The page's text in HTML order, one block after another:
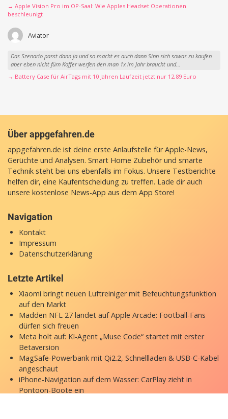
→ Apple Vision Pro im OP-Saal: Wie Apples Headset Operationen
beschleunigt
Aviator
Das Szenario passt dann ja und so macht es auch dann Sinn sich sowas zu kaufen
aber eben nicht fürn Koffer werfen den man 1x im Jahr braucht und...
→ Battery Case für AirTags mit 10 Jahren Laufzeit jetzt nur 12,89 Euro
Über appgefahren.de
appgefahren.de ist deine erste Anlaufstelle für Apple-News,
Gerüchte und Analysen. Smart Home Zubehör und smarte
Technik steht bei uns ebenfalls im Fokus. Unsere Testberichte
helfen dir, eine Kaufentscheidung zu treffen. Lade dir auch
unsere kostenlose News-App aus dem App Store!
Navigation
Kontakt
Impressum
Datenschutzerklärung
Letzte Artikel
Xiaomi bringt neuen Luftreiniger mit Befeuchtungsfunktion
auf den Markt
Madden NFL 27 landet auf Apple Arcade: Football-Fans
dürfen sich freuen
Meta holt auf: KI-Agent „Muse Code“ startet mit erster
Betaversion
MagSafe-Powerbank mit Qi2.2, Schnellladen & USB-C-Kabel
angeschaut
iPhone-Navigation auf dem Wasser: CarPlay zieht in
Pontoon-Boote ein